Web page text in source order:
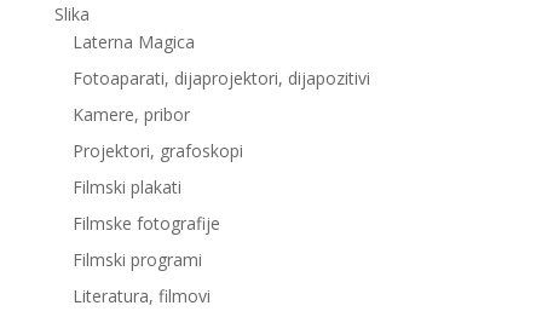
Slika
Laterna Magica
Fotoaparati, dijaprojektori, dijapozitivi
Kamere, pribor
Projektori, grafoskopi
Filmski plakati
Filmske fotografije
Filmski programi
Literatura, filmovi